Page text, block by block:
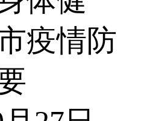
疫情防